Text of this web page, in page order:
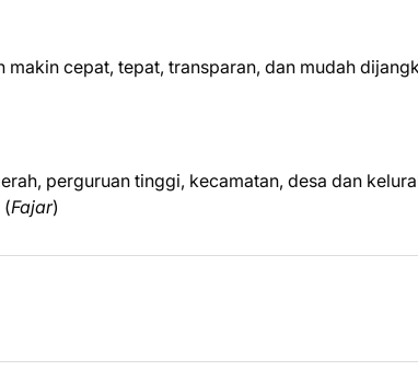
cepat, tepat, transparan, dan mudah
perguruan tinggi, kecamatan, desa dan
(Fajar)